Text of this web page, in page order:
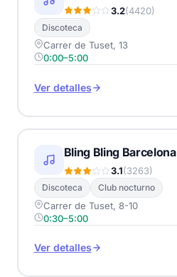
3.2(4420)
Discoteca
Carrer de Tuset, 13
0:00–5:00
Ver detalles
Bling Bling Barcelona
3.1(3263)
Discoteca Club nocturno
Carrer de Tuset, 8-10
0:30–5:00
Ver detalles